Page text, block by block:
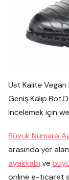
Üst Kalite Vegan
Geniş Kalıp
incelemek için
Büyük Numara
arasında yer
ayakkabı ve
online e-ticaret